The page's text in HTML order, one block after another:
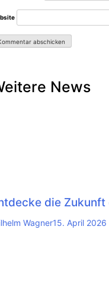
News
die Zukunft
Wagner15. April 2026